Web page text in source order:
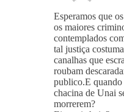
Esperamos que
os maiores
contemplados
tal justiça
canalhas que
roubam
publico.E quando
chacina de Unai
morrerem?